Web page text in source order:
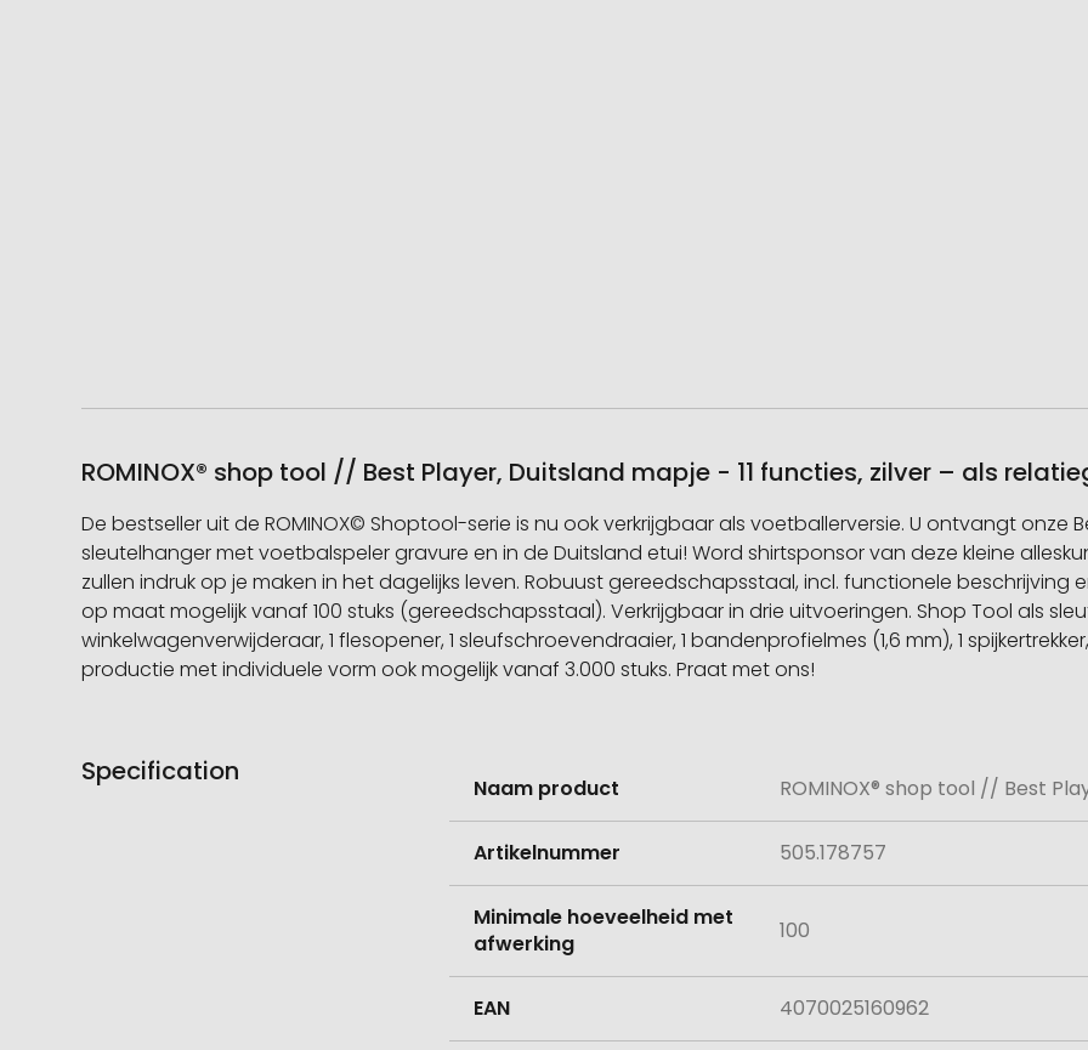
ROMINOX® shop tool // Best Player, Duitsland mapje - 11 functies, zilver – als
De bestseller uit de ROMINOX© Shoptool-serie is nu ook verkrijgbaar als voetballerversie. U ontvangt onze
sleutelhanger met voetbalspeler gravure en in de Duitsland etui! Word shirtsponsor van deze kleine
zullen indruk op je maken in het dagelijks leven. Robuust gereedschapsstaal, incl. functionele
op maat mogelijk vanaf 100 stuks (gereedschapsstaal). Verkrijgbaar in drie uitvoeringen. Shop Tool als
winkelwagenverwijderaar, 1 flesopener, 1 sleufschroevendraaier, 1 bandenprofielmes (1,6 mm), 1
productie met individuele vorm ook mogelijk vanaf 3.000 stuks. Praat met ons!
Specification
informatie
Naam product ROMINOX® shop tool // Best
Artikelnummer 505.178757
Minimale hoeveelheid met
afwerking
100
EAN 4070025160962